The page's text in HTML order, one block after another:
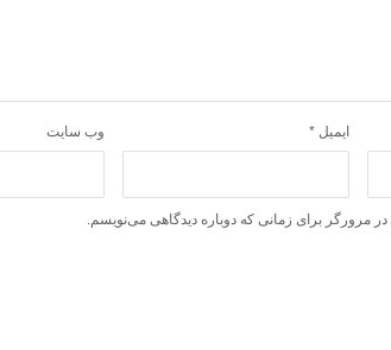
ایمیل * وب‌ سایت
مرورگر برای زمانی که دوباره دیدگاهی می‌نویسم.